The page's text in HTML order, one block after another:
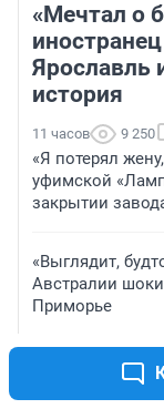
«Мечтал о
Ярославль
история
11 часов 9 250
«Я потерял
уфимской
закрытии
«Выглядит,
Австралии
Приморье
Работает в
о сестре Вани